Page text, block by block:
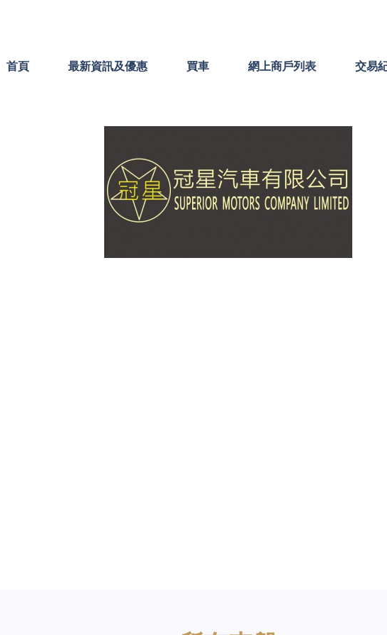
首頁 最新資訊及優惠 買車 網上商戶列表 交易